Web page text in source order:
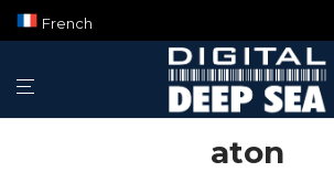
French
aton